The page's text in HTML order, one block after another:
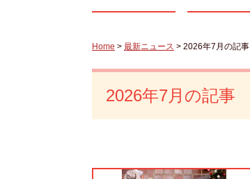
Home > 最新ニュース > 2026年7月の記事
2026年7月の記事